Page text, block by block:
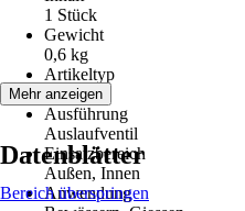
1 Stück
Gewicht
0,6 kg
Artikeltyp
Ventil
Ausführung
Auslaufventil
Einsatzbereich
Außen, Innen
Anwendung
Mehr anzeigen
Datenblätter
Bereich überspringen